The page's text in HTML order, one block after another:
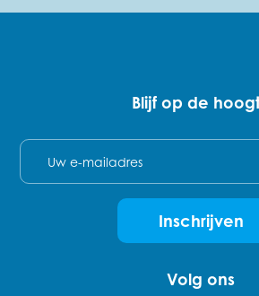
Blijf op de
Inschrijven
Volg ons